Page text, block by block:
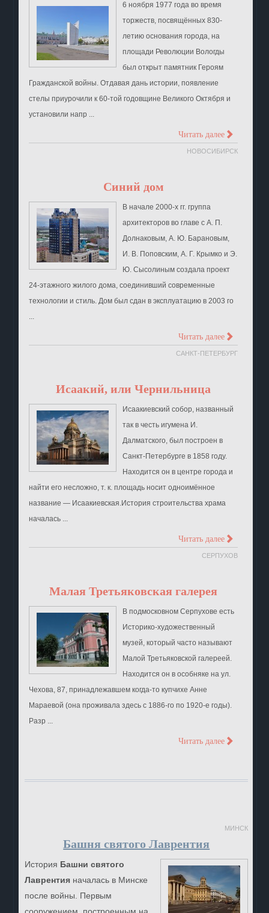
6 ноября 1977 года во время
торжеств, посвящённых 830-
летию основания города, на
площади Революции Вологды
был открыт памятник Героям
Гражданской войны. Отдавая дань истории, появление
стелы приурочили к 60-той годовщине Великого Октября и
установили напр ...
Читать далее >
НОВОСИБИРСК
Синий дом
В начале 2000-х гг. группа
архитекторов во главе с А. П.
Долнаковым, А. Ю. Барановым,
И. В. Поповским, А. Г. Крымко и Э.
Ю. Сысолиным создала проект
24-этажного жилого дома, соединивший современные
технологии и стиль. Дом был сдан в эксплуатацию в 2003 го
Читать далее >
САНКТ-ПЕТЕРБУРГ
Исаакий, или Чернильница
Исаакиевский собор, названный
так в честь игумена И.
Далматского, был построен в
Санкт-Петербурге в 1858 году.
Находится он в центре города и
найти его несложно, т. к. площадь носит одноимённое
название — Исаакиевская.История строительства храма
началась ...
Читать далее >
СЕРПУХОВ
Малая Третьяковская галерея
В подмосковном Серпухове есть
Историко-художественный
музей, который часто называют
Малой Третьяковской галереей.
Находится он в особняке на ул.
Чехова, 87, принадлежавшем когда-то купчихе Анне
Мараевой (она проживала здесь с 1886-го по 1920-е годы).
Разр ...
Читать далее >
МИНСК
Башня святого Лаврентия
История Башни святого
Лаврентия началась в Минске
после войны. Первым